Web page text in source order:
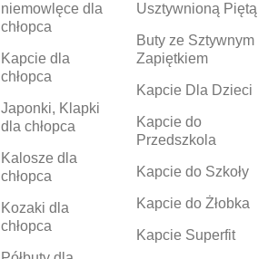
niemowlęce dla
chłopca
Kapcie dla
chłopca
Japonki, Klapki
dla chłopca
Kalosze dla
chłopca
Kozaki dla
chłopca
Usztywnioną Piętą
Buty ze Sztywnym
Zapiętkiem
Kapcie Dla Dzieci
Kapcie do
Przedszkola
Kapcie do Szkoły
Kapcie do Żłobka
Kapcie Superfit